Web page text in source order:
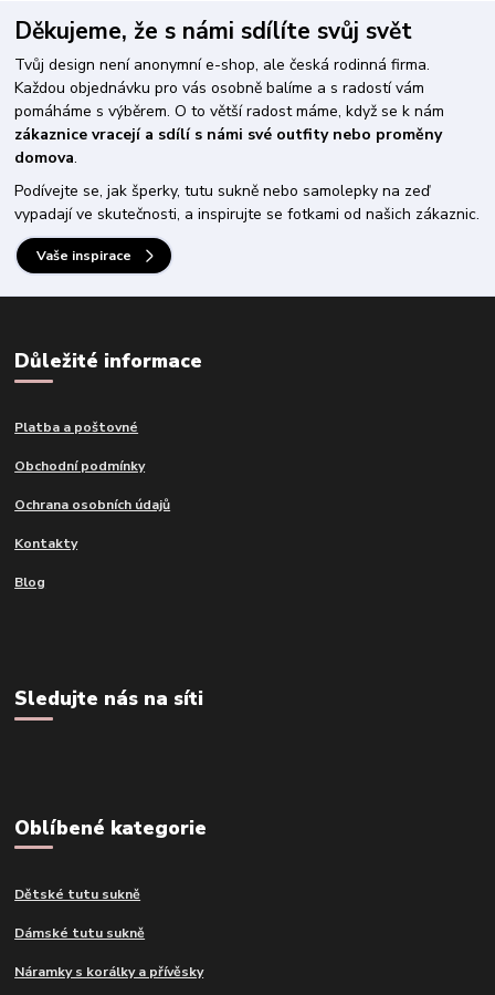
Děkujeme, že s námi sdílíte svůj svět
Tvůj design není anonymní e-shop, ale česká rodinná firma.
Každou objednávku pro vás osobně balíme a s radostí vám
pomáháme s výběrem. O to větší radost máme, když se k nám
zákaznice vracejí a sdílí s námi své outfity nebo proměny
domova.
Podívejte se, jak šperky, tutu sukně nebo samolepky na zeď
vypadají ve skutečnosti, a inspirujte se fotkami od našich zákaznic.
Vaše inspirace
Důležité informace
Platba a poštovné
Obchodní podmínky
Ochrana osobních údajů
Kontakty
Blog
Sledujte nás na síti
Oblíbené kategorie
Dětské tutu sukně
Dámské tutu sukně
Náramky s korálky a přívěsky